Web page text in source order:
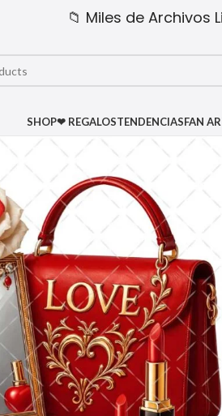
📁 Miles de Archivos
SHOP❤ REGALOSTENDENCIASFAN